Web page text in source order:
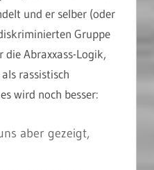
und er selber (oder
Gruppe
Abraxxass-Logik,
rassistisch
wird noch besser:
aber gezeigt,